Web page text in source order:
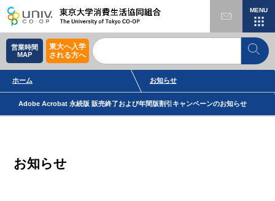
MENU
営業時間
MAP
東大へ入学
される方へ
ホーム お知らせ
Adobe Acrobat 永続版 販売終了および年間版割引キャンペーンのお知らせ
お知らせ